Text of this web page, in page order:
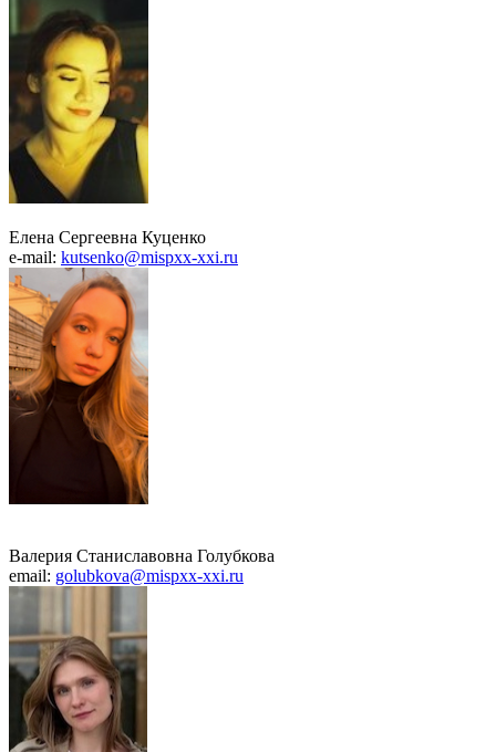
Елена Сергеевна Куценко
e-mail: kutsenko@mispxx-xxi.ru
Валерия Станиславовна Голубкова
email: golubkova@mispxx-xxi.ru